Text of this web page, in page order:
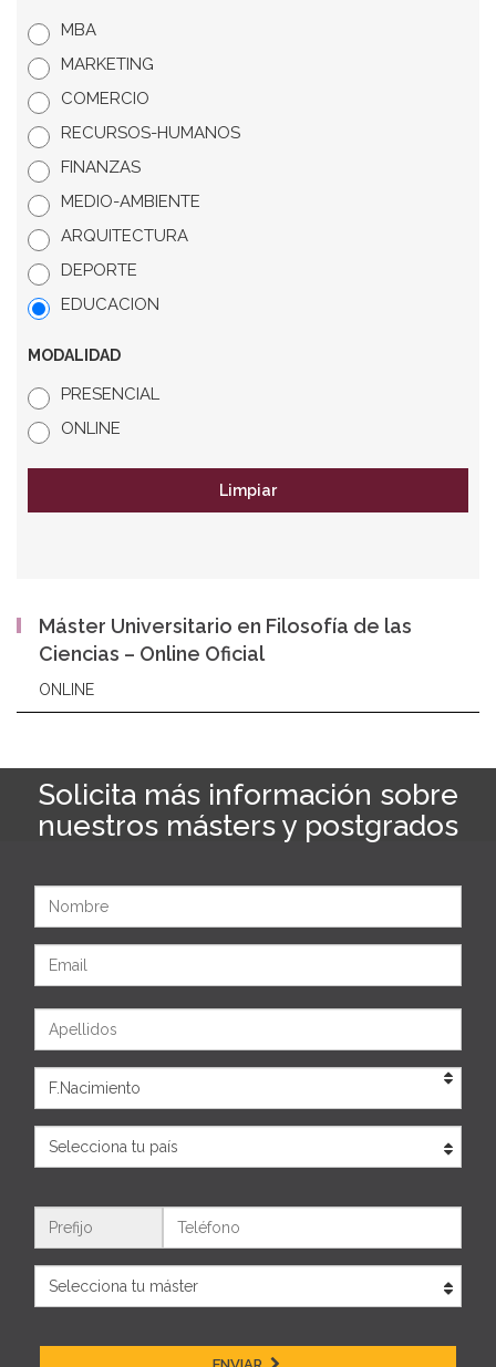
MBA
MARKETING
COMERCIO
RECURSOS-HUMANOS
FINANZAS
MEDIO-AMBIENTE
ARQUITECTURA
DEPORTE
EDUCACION
MODALIDAD
PRESENCIAL
ONLINE
Limpiar
Máster Universitario en Filosofía de las
Ciencias – Online Oficial
ONLINE
Solicita más información sobre
nuestros másters y postgrados